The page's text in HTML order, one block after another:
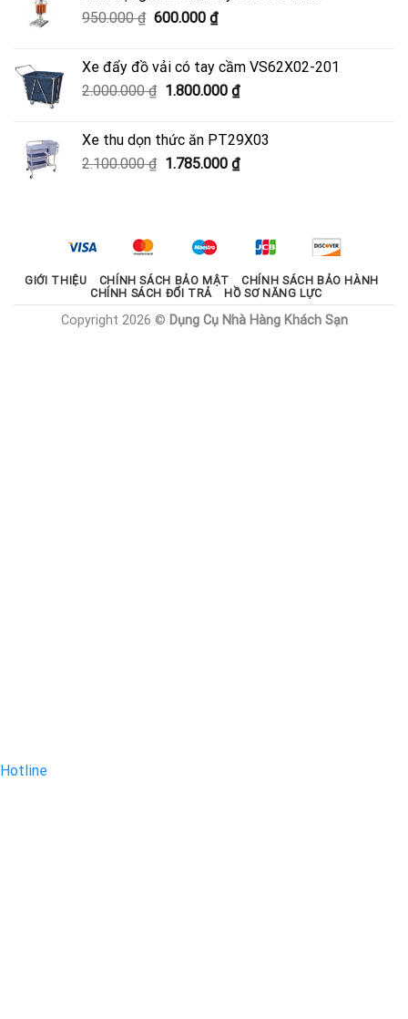
950.000₫ Giá
950.000 ₫.
600.000 ₫Giá
là:
600.000 ₫.
Xe đẩy đồ vải có tay cầm VS62X02-201
2.000.000₫ Giá
2.000.000 ₫.
1.800.000 ₫Giá
là:
1.800.000 ₫.
Xe thu dọn thức ăn PT29X03
2.100.000₫ Giá
1.785.000 ₫Giá
1.785.000 ₫.
GIỚI THIỆU CHÍNH SÁCH BẢO MẬT
CHÍNH SÁCH BẢO HÀNH
CHÍNH SÁCH ĐỔI TRẢ
HỒ SƠ NĂNG LỰC
Copyright 2026 © Dụng Cụ Nhà Hàng Khách Sạn
Hotline